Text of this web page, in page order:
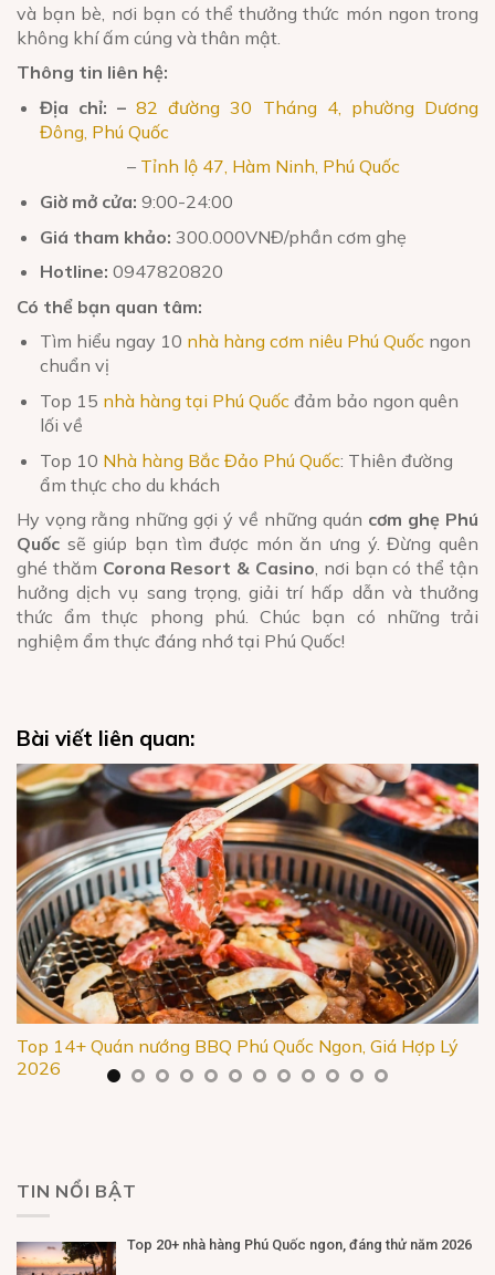
và bạn bè, nơi bạn có thể thưởng thức món ngon trong
không khí ấm cúng và thân mật.
Thông tin liên hệ:
Địa chỉ: –82 đường 30 Tháng 4, phường Dương
Đông, Phú Quốc
– Tỉnh lộ 47, Hàm Ninh, Phú Quốc
Giờ mở cửa: 9:00-24:00
Giá tham khảo: 300.000VNĐ/phần cơm ghẹ
Hotline: 0947820820
Có thể bạn quan tâm:
Tìm hiểu ngay 10 nhà hàng cơm niêu Phú Quốc ngon
chuẩn vị
Top 15 nhà hàng tại Phú Quốc đảm bảo ngon quên
lối về
Top 10 Nhà hàng Bắc Đảo Phú Quốc: Thiên đường
ẩm thực cho du khách
Hy vọng rằng những gợi ý về những quán cơm ghẹ Phú
Quốc sẽ giúp bạn tìm được món ăn ưng ý. Đừng quên
ghé thăm Corona Resort & Casino, nơi bạn có thể tận
hưởng dịch vụ sang trọng, giải trí hấp dẫn và thưởng
thức ẩm thực phong phú. Chúc bạn có những trải
nghiệm ẩm thực đáng nhớ tại Phú Quốc!
Bài viết liên quan:
Top 14+ Quán nướng BBQ Phú Quốc Ngon, Giá Hợp Lý
2026
TIN NỔI BẬT
Top 20+ nhà hàng Phú Quốc ngon, đáng thử năm 2026